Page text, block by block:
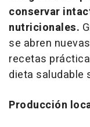
conservar
nutricionales.
se abren
recetas
dieta saludable
Producción